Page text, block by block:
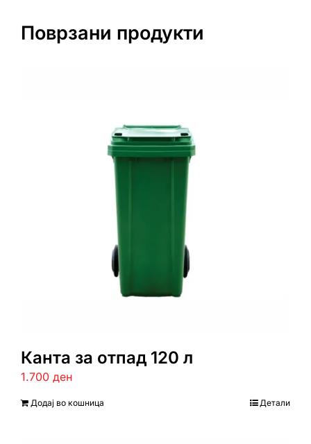
Поврзани продукти
Канта за отпад 120 л
1.700 ден
Додај во кошница Детали